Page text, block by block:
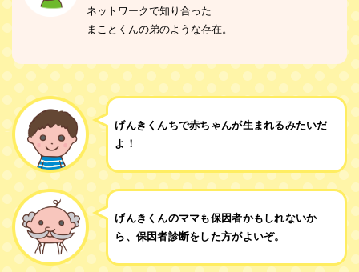
ネットワークで知り合った
まことくんの弟のような存在。
げんきくんちで赤ちゃんが生まれるみたいだ
よ！
げんきくんのママも保因者かもしれないか
ら、保因者診断をした方がよいぞ。